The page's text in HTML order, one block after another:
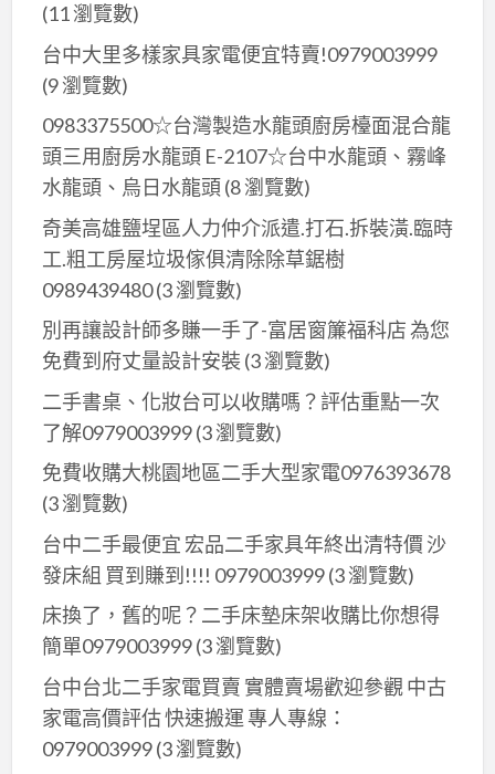
(11 瀏覽數)
台中大里多樣家具家電便宜特賣!0979003999
(9 瀏覽數)
0983375500☆台灣製造水龍頭廚房檯面混合龍
頭三用廚房水龍頭 E-2107☆台中水龍頭、霧峰
水龍頭、烏日水龍頭(8 瀏覽數)
奇美高雄鹽埕區人力仲介派遣.打石.拆裝潢.臨時
工.粗工房屋垃圾傢俱清除除草鋸樹
0989439480(3 瀏覽數)
別再讓設計師多賺一手了-富居窗簾福科店 為您
免費到府丈量設計安裝 (3 瀏覽數)
二手書桌、化妝台可以收購嗎？評估重點一次
了解0979003999(3 瀏覽數)
免費收購大桃園地區二手大型家電0976393678
(3 瀏覽數)
台中二手最便宜 宏品二手家具年終出清特價 沙
發床組 買到賺到!!!! 0979003999(3 瀏覽數)
床換了，舊的呢？二手床墊床架收購比你想得
簡單0979003999(3 瀏覽數)
台中台北二手家電買賣 實體賣場歡迎參觀 中古
家電高價評估 快速搬運 專人專線：
0979003999(3 瀏覽數)